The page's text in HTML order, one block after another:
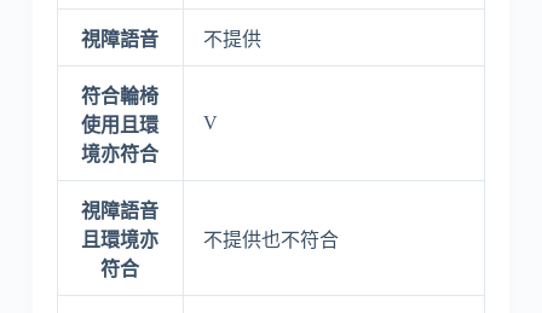
視障語音 不提供
符合輪椅
使用且環
境亦符合
V
視障語音
且環境亦
符合
不提供也不符合